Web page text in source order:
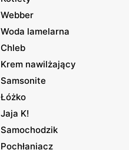
Webber
Woda lamelarna
Chleb
Krem nawilżający
Samsonite
Łóżko
Jaja K!
Samochodzik
Pochłaniacz